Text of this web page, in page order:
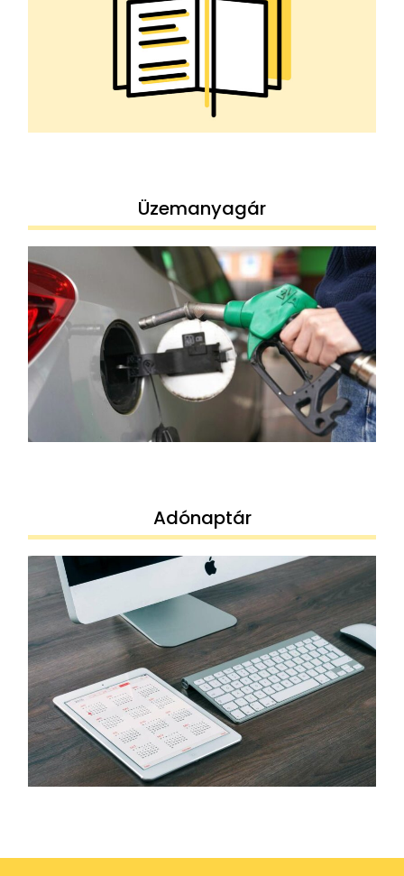
Üzemanyagár
Adónaptár